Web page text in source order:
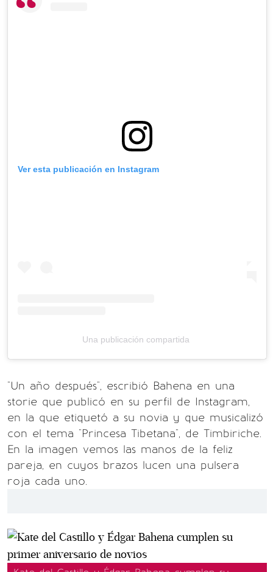
Ver esta publicación en Instagram
Una publicación compartida
"Un año después", escribió Bahena en una
storie que publicó en su perfil de Instagram,
en la que etiquetó a su novia y que musicalizó
con el tema "Princesa Tibetana", de Timbiriche.
En la imagen vemos las manos de la feliz
pareja, en cuyos brazos lucen una pulsera
roja cada uno.